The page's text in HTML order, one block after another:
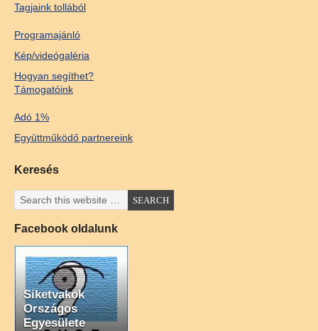
Tagjaink tollából
Programajánló
Kép/videógaléria
Hogyan segíthet?
Támogatóink
Adó 1%
Együttműködő partnereink
Keresés
Facebook oldalunk
Siketvakok
Országos
Egyesülete